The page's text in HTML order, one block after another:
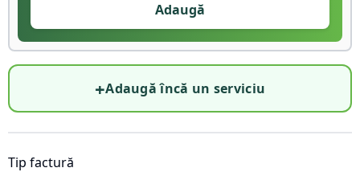
Adaugă
+Adaugă încă un serviciu
Tip factură